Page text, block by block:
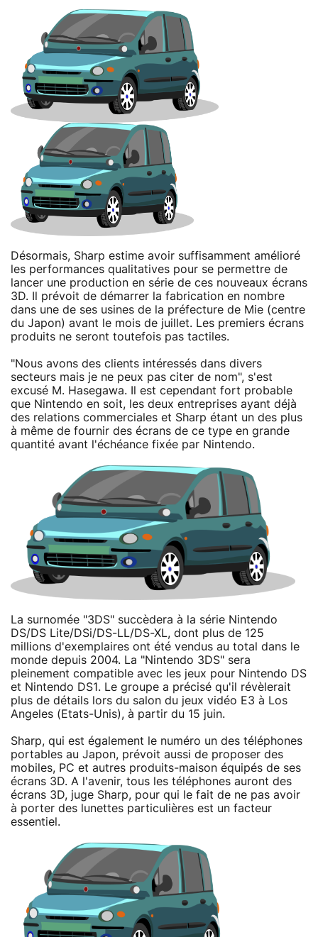
Désormais, Sharp estime avoir suffisamment amélioré
les performances qualitatives pour se permettre de
lancer une production en série de ces nouveaux écrans
3D. Il prévoit de démarrer la fabrication en nombre
dans une de ses usines de la préfecture de Mie (centre
du Japon) avant le mois de juillet. Les premiers écrans
produits ne seront toutefois pas tactiles.
"Nous avons des clients intéressés dans divers
secteurs mais je ne peux pas citer de nom", s'est
excusé M. Hasegawa. Il est cependant fort probable
que Nintendo en soit, les deux entreprises ayant déjà
des relations commerciales et Sharp étant un des plus
à même de fournir des écrans de ce type en grande
quantité avant l'échéance fixée par Nintendo.
La surnomée "3DS" succèdera à la série Nintendo
DS/DS Lite/DSi/DS-LL/DS-XL, dont plus de 125
millions d'exemplaires ont été vendus au total dans le
monde depuis 2004. La "Nintendo 3DS" sera
pleinement compatible avec les jeux pour Nintendo DS
et Nintendo DS1. Le groupe a précisé qu'il révèlerait
plus de détails lors du salon du jeux vidéo E3 à Los
Angeles (Etats-Unis), à partir du 15 juin.
Sharp, qui est également le numéro un des téléphones
portables au Japon, prévoit aussi de proposer des
mobiles, PC et autres produits-maison équipés de ses
écrans 3D. A l'avenir, tous les téléphones auront des
écrans 3D, juge Sharp, pour qui le fait de ne pas avoir
à porter des lunettes particulières est un facteur
essentiel.